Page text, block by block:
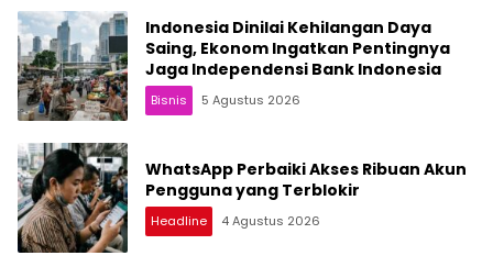
Indonesia Dinilai Kehilangan Daya
Saing, Ekonom Ingatkan Pentingnya
Jaga Independensi Bank Indonesia
Bisnis 5 Agustus 2026
WhatsApp Perbaiki Akses Ribuan Akun
Pengguna yang Terblokir
Headline 4 Agustus 2026